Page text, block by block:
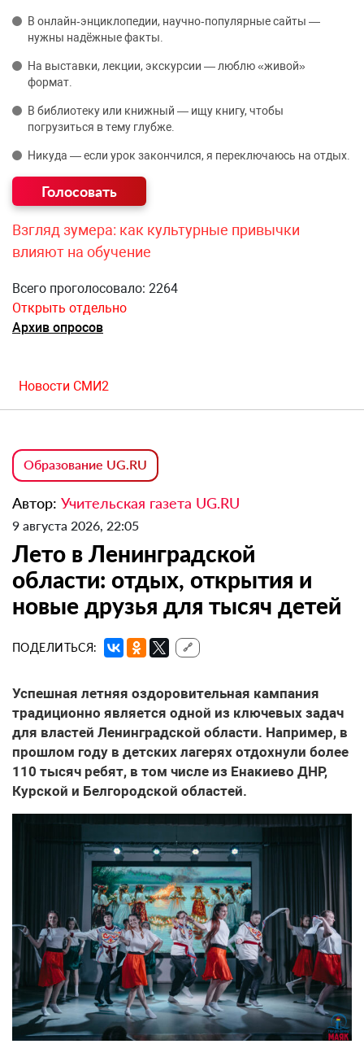
В онлайн‑энциклопедии, научно‑популярные сайты —
нужны надёжные факты.
На выставки, лекции, экскурсии — люблю «живой»
формат.
В библиотеку или книжный — ищу книгу, чтобы
погрузиться в тему глубже.
Никуда — если урок закончился, я переключаюсь на отдых.
Взгляд зумера: как культурные привычки
влияют на обучение
Всего проголосовало: 2264
Открыть отдельно
Архив опросов
Новости СМИ2
Образование UG.RU
Автор: Учительская газета UG.RU
9 августа 2026, 22:05
Лето в Ленинградской
области: отдых, открытия и
новые друзья для тысяч детей
ПОДЕЛИТЬСЯ: 🔗
Успешная летняя оздоровительная кампания
традиционно является одной из ключевых задач
для властей Ленинградской области. Например, в
прошлом году в детских лагерях отдохнули более
110 тысяч ребят, в том числе из Енакиево ДНР,
Курской и Белгородской областей.